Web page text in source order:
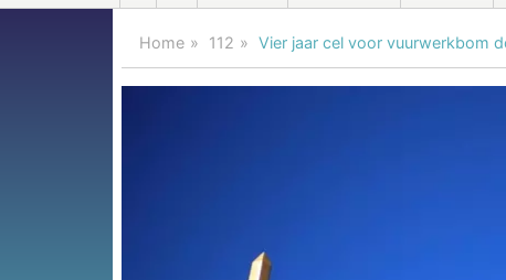
Home 112 Vier jaar cel voor vuurwerkbom